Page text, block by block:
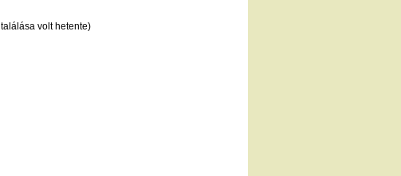
volt hetente)